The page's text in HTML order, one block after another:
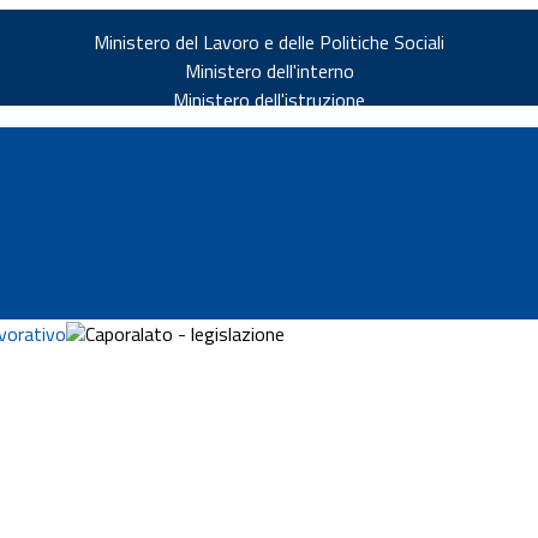
Ministero del Lavoro e delle Politiche Sociali
Ministero dell'interno
Ministero dell'istruzione
Caporalato - legislazione